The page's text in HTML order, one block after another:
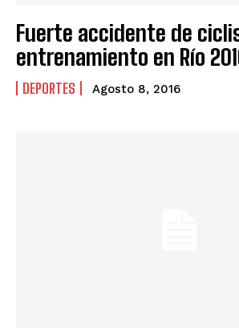
Fuerte accidente de
entrenamiento en Río
DEPORTES Agosto 8, 2016